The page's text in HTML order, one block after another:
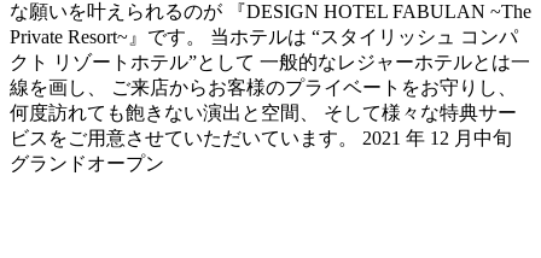
な願いを叶えられるのが 『DESIGN HOTEL FABULAN ~The
Private Resort~』です。 当ホテルは “スタイリッシュ コンパ
クト リゾートホテル”として 一般的なレジャーホテルとは一
線を画し、 ご来店からお客様のプライベートをお守りし、
何度訪れても飽きない演出と空間、 そして様々な特典サー
ビスをご用意させていただいています。 2021 年 12 月中旬
グランドオープン